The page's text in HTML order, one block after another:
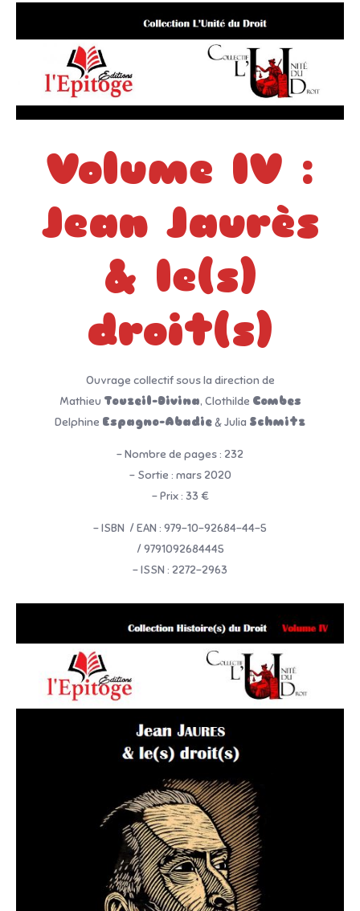
Volume IV :
Jean Jaurès
& le(s)
droit(s)
Ouvrage collectif sous la direction de
Mathieu Touzeil-Divina, Clothilde Combes
Delphine Espagno-Abadie& Julia Schmitz
– Nombre de pages : 232
– Sortie : mars 2020
– Prix : 33 €
– ISBN / EAN : 979-10-92684-44-5
/ 9791092684445
– ISSN : 2272-2963